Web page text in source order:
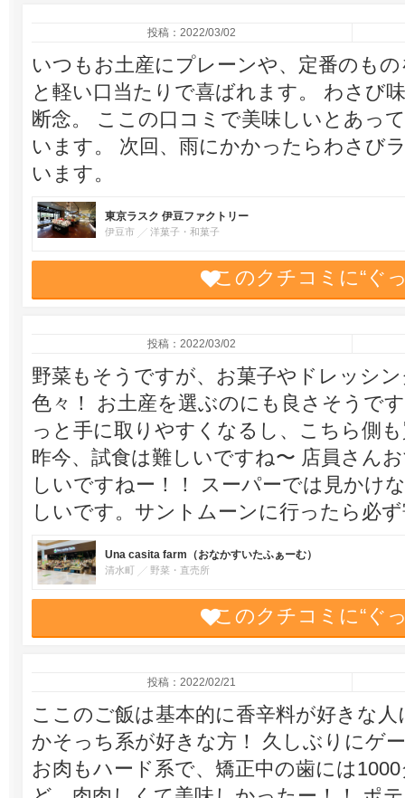
投稿：2022/03/02
いつもお土産にプレーンや、定番のも
と軽い口当たりで喜ばれます。 わさび
断念。 ここの口コミで美味しいとあっ
います。 次回、雨にかかったらわさび
います。
東京ラスク 伊豆ファクトリー
伊豆市 洋菓子・和菓子
このクチコミに“ぐ
投稿：2022/03/02
野菜もそうですが、お菓子やドレッシ
色々！ お土産を選ぶのにも良さそうで
っと手に取りやすくなるし、こちら側
昨今、試食は難しいですね〜 店員さん
しいですねー！！ スーパーでは見かけ
しいです。サントムーンに行ったら必
Una casita farm（おなかすいたふぁーむ）
清水町 野菜・直売所
このクチコミに“ぐ
投稿：2022/02/21
ここのご飯は基本的に香辛料が好きな
かそっち系が好きな方！ 久しぶりにゲ
お肉もハード系で、矯正中の歯には